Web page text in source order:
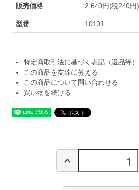
販売価格 2,640円(税240円)
型番 10101
特定商取引法に基づく表記（返品等）
この商品を友達に教える
この商品について問い合わせる
買い物を続ける